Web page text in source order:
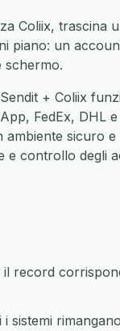
Coliix, trascina
piano: un
schermo.
+ Coliix
FedEx, DHL
ambiente sicuro e
e controllo degli
record
sistemi rimangano